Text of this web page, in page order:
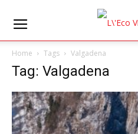
Home Tags Valgadena
Tag: Valgadena